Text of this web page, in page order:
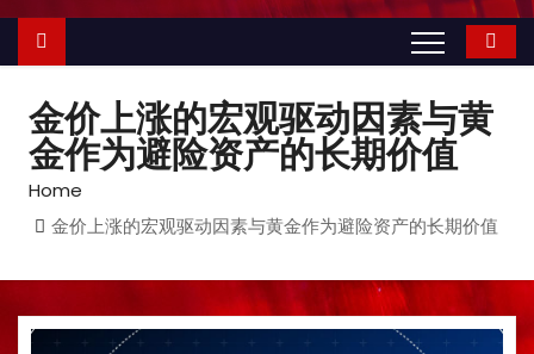
金价上涨的宏观驱动因素与黄
金作为避险资产的长期价值
Home
金价上涨的宏观驱动因素与黄金作为避险资产的长期价值